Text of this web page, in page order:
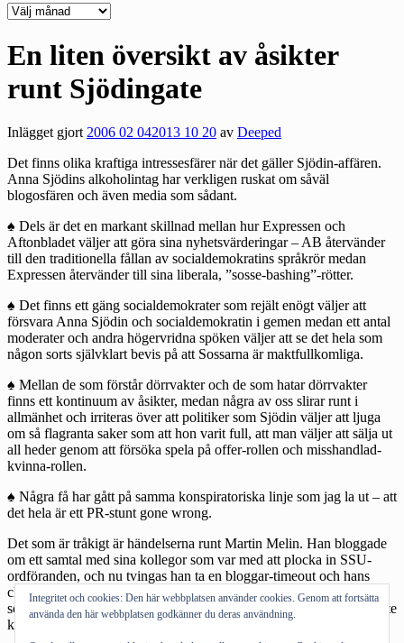
Deepedition
En liten översikt av åsikter
runt Sjödingate
Inlägget gjort2006 02 042013 10 20 av Deeped
Det finns olika kraftiga intressesfärer när det gäller Sjödin-affären.
Anna Sjödins alkoholintag har verkligen ruskat om såväl
blogosfären och även media som sådant.
♠ Dels är det en markant skillnad mellan hur Expressen och
Aftonbladet väljer att göra sina nyhetsvärderingar – AB återvänder
till den traditionella fållan av socialdemokratins språkrör medan
Expressen återvänder till sina liberala, ”sosse-bashing”-rötter.
♠ Det finns ett gäng socialdemokrater som rejält enögt väljer att
försvara Anna Sjödin och socialdemokratin i gemen medan ett antal
moderater och andra högervridna spöken väljer att se det hela som
någon sorts självklart bevis på att Sossarna är maktfullkomliga.
♠ Mellan de som förstår dörrvakter och de som hatar dörrvakter
finns ett kontinuum av åsikter, medan några av oss slirar runt i
allmänhet och irriteras över att politiker som Sjödin väljer att ljuga
om så flagranta saker som att hon varit full, att man väljer att sälja ut
all heder genom att försöka spela på offer-rollen och misshandlad-
kvinna-rollen.
♠ Några få har gått på samma konspiratoriska linje som jag la ut – att
det hela är ett PR-stunt gone wrong.
Det som är tråkigt är händelserna runtMartin Melin. Han bloggade
om ett samtal med sina kollegor som var med att plocka in SSU-
ordföranden, och nu tvingas han ta en bloggar-timeout och hans
chefer verkar vara rejält analfabetiska (för eventuella polischefer
som läser det här kan jag berätta att analfabetism innebär att man inte
kan läsa) som väljer att jönsa om internutredningar mm.
Integritet och cookies: Den här webbplatsen använder cookies. Genom att fortsätta
använda den här webbplatsen godkänner du deras användning.